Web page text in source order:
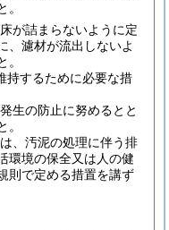
。
が詰まらないように定
、濾材が流出しないよ
。
持するために必要な措
生の防止に努めるとと
。
、汚泥の処理に伴う排
環境の保全又は人の健
則で定める措置を講ず